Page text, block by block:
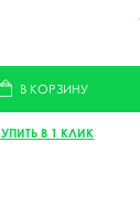
В КОРЗИНУ
В 1 КЛИК